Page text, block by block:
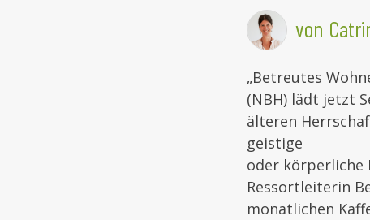
von
„Betreutes
(NBH) lädt jetzt
älteren
geistige
oder körperliche
Ressortleiterin
monatlichen